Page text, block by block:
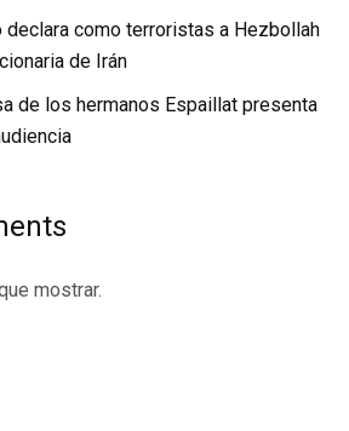
declara como terroristas a Hezbollah
de Irán
de los hermanos Espaillat presenta
mostrar.